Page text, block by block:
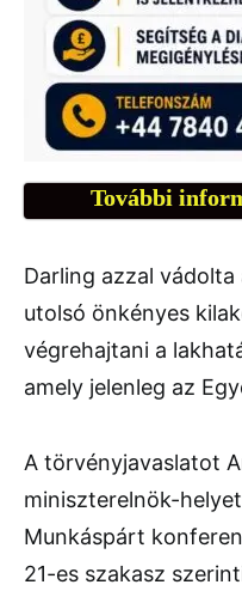
További
Darling azzal
utolsó önkényes
végrehajtani a
amely jelenleg az
A törvényjavaslatot
miniszterelnök-
Munkáspárt
21-es szakasz